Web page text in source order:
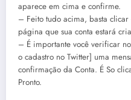
aparece em cima e confirme.
– Feito tudo acima, basta clicar
página que sua conta estará
– É importante você verificar
o cadastro no Twitter] uma
confirmação da Conta. É So
Pronto.